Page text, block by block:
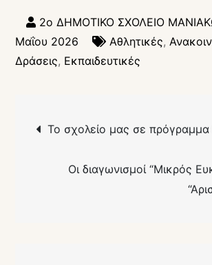
Μαΐου 2026
Αθλητικές,
Δράσεις, Εκπαιδευτικές
άρθρων
Το σχολείο μας σε πρόγραμμα
Οι διαγωνισμοί “Μικρός